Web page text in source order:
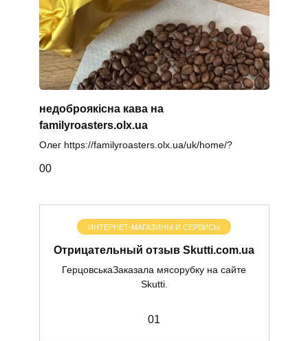
недоброякісна кава на
familyroasters.olx.ua
Олег https://familyroasters.olx.ua/uk/home/?
00
ИНТЕРНЕТ-МАГАЗИНЫ И СЕРВИСЫ
Отрицательный отзыв Skutti.com.ua
ГерцовськаЗаказала мясорубку на сайте
Skutti.
01